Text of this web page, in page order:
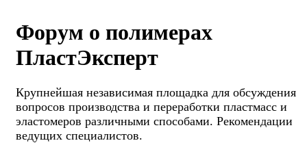
Форум о полимерах
ПластЭксперт
Крупнейшая независимая площадка для обсуждения
вопросов производства и переработки пластмасс и
эластомеров различными способами. Рекомендации
ведущих специалистов.